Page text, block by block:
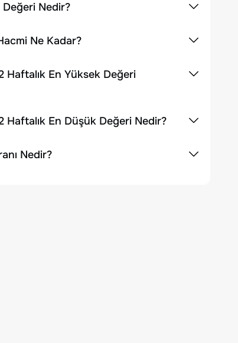
Nedir?
Ne Kadar?
En Yüksek Değeri
En Düşük Değeri Nedir?
Nedir?